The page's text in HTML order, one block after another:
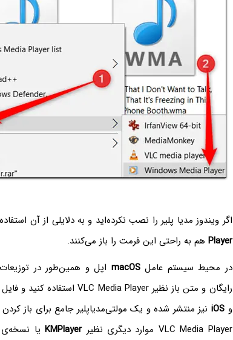
اگر ویندوز مدیا پلیر را نصب نکرده‌اید و به دلایلی از آن
Player هم به راحتی این فرمت را باز می‌کنند.
در محیط سیستم عاملmacOS اپل و همین‌طور در
رایگان و متن باز نظیر VLC Media Player استفاده کنید و فایل wma را باز کنید. خوشبختانه VLC برای
وiOS نیز منتشر شده و یک مولتی‌مدیاپلیر جامع برای باز
VLC Media Player موارد دیگری نظیر
KMPlayerیا نسخه‌ی